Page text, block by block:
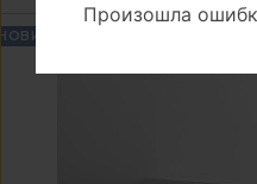
Произошла